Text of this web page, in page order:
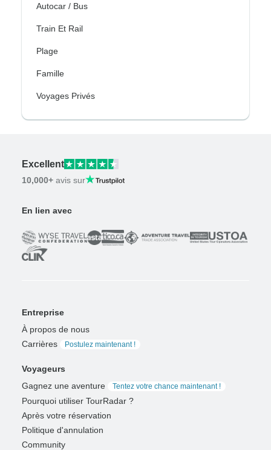
Autocar / Bus
Train Et Rail
Plage
Famille
Voyages Privés
Excellent
10,000+ avis sur
En lien avec
Entreprise
À propos de nous
Carrières
Postulez maintenant !
Voyageurs
Gagnez une aventure
Tentez votre chance maintenant !
Pourquoi utiliser TourRadar ?
Après votre réservation
Politique d'annulation
Community